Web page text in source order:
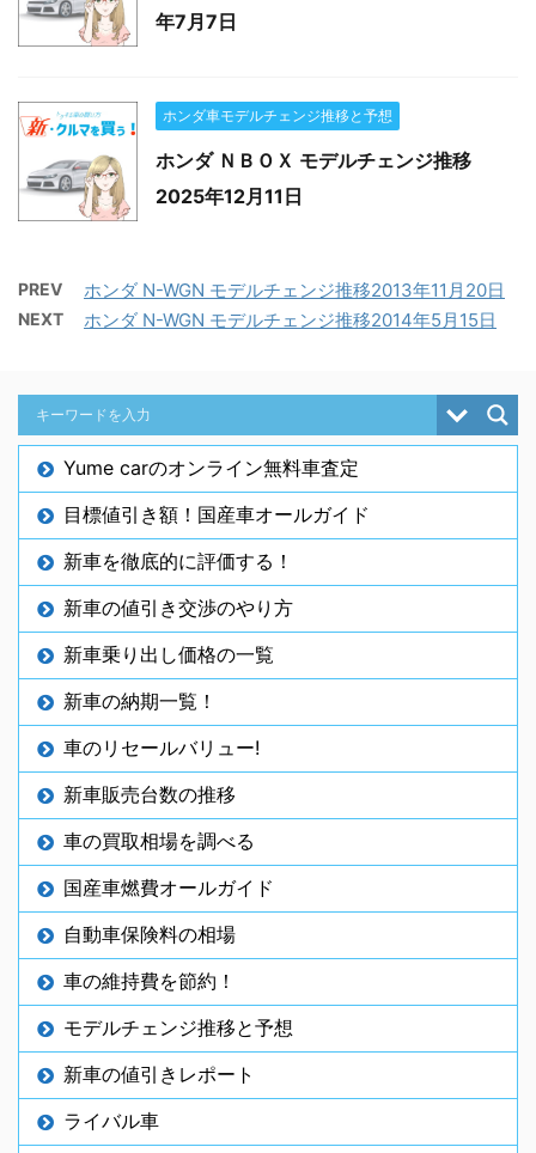
年7月7日
ホンダ車モデルチェンジ推移と予想
ホンダ ＮＢＯＸ モデルチェンジ推移
2025年12月11日
PREV ホンダ N-WGN モデルチェンジ推移2013年11月20日
NEXT ホンダ N-WGN モデルチェンジ推移2014年5月15日
Yume carのオンライン無料車査定
目標値引き額！国産車オールガイド
新車を徹底的に評価する！
新車の値引き交渉のやり方
新車乗り出し価格の一覧
新車の納期一覧！
車のリセールバリュー!
新車販売台数の推移
車の買取相場を調べる
国産車燃費オールガイド
自動車保険料の相場
車の維持費を節約！
モデルチェンジ推移と予想
新車の値引きレポート
ライバル車